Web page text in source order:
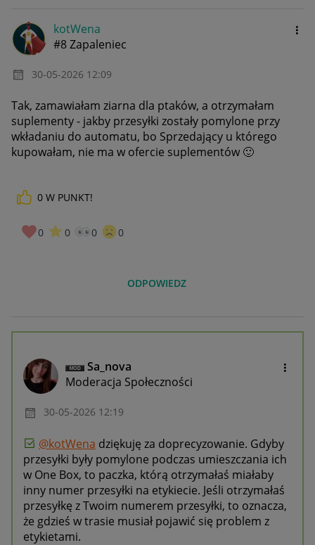
kotWena
#8 Zapaleniec
‎30-05-2026 12:09
Tak, zamawiałam ziarna dla ptaków, a otrzymałam
suplementy - jakby przesyłki zostały pomylone przy
wkładaniu do automatu, bo Sprzedający u którego
kupowałam, nie ma w ofercie suplementów 🙂
0 W PUNKT!
0 0 0 0
ODPOWIEDZ
Sa_nova
Moderacja Społeczności
‎30-05-2026 12:19
@kotWena dziękuję za doprecyzowanie. Gdyby
przesyłki były pomylone podczas umieszczania ich
w One Box, to paczka, którą otrzymałaś miałaby
inny numer przesyłki na etykiecie. Jeśli otrzymałaś
przesyłkę z Twoim numerem przesyłki, to oznacza,
że gdzieś w trasie musiał pojawić się problem z
etykietami.